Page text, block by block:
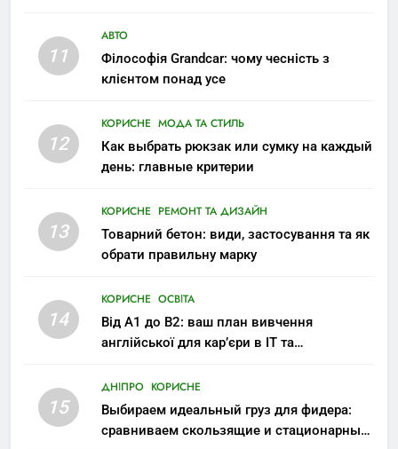
11
АВТО
Філософія Grandcar: чому чесність з
клієнтом понад усе
12
КОРИСНЕ МОДА ТА СТИЛЬ
Как выбрать рюкзак или сумку на каждый
день: главные критерии
13
КОРИСНЕ РЕМОНТ ТА ДИЗАЙН
Товарний бетон: види, застосування та як
обрати правильну марку
14
КОРИСНЕ ОСВІТА
Від A1 до B2: ваш план вивчення
англійської для кар’єри в IT та
15
ДНІПРО КОРИСНЕ
Выбираем идеальный груз для фидера:
сравниваем скользящие и стационарные